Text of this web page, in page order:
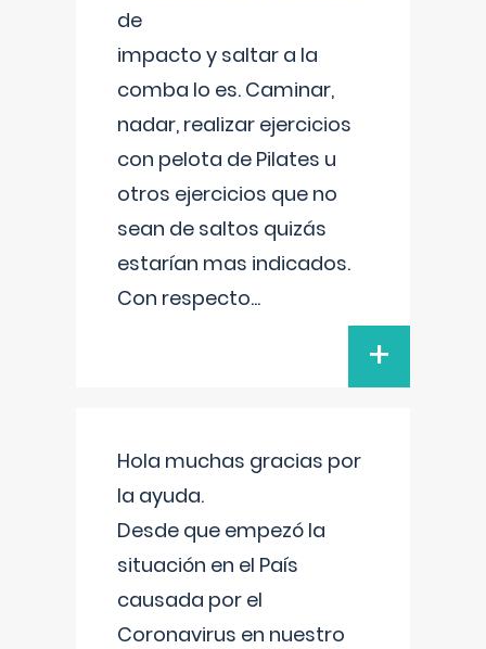
de
impacto y saltar a la
comba lo es. Caminar,
nadar, realizar ejercicios
con pelota de Pilates u
otros ejercicios que no
sean de saltos quizás
estarían mas indicados.
Con respecto...
+
Hola muchas gracias por
la ayuda.
Desde que empezó la
situación en el País
causada por el
Coronavirus en nuestro